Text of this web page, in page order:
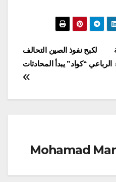
لكبح نفوذ الصين التحالف
الرباعي “كواد” يبدأ المحادثات
Mohamad